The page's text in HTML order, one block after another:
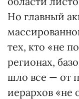
Но главный
тех, кто «не
регионах,
шло все — от
иерархов «не